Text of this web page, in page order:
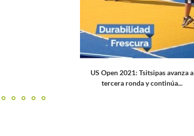
El primer gran desafío de la dupla
Zverev – Ferrer